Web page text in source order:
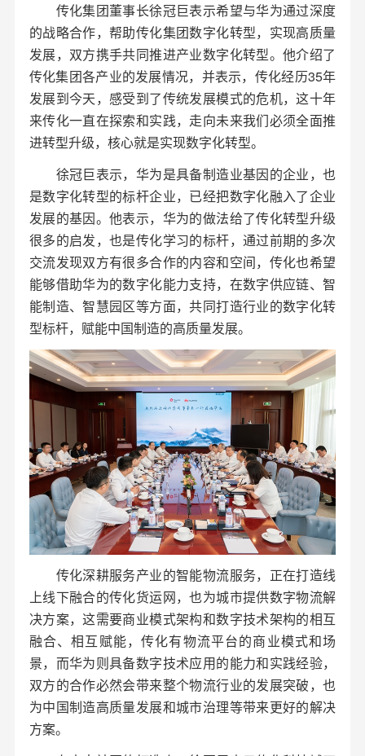
传化集团董事长徐冠巨表示希望与华为通过深度
的战略合作，帮助传化集团数字化转型，实现高质量
发展，双方携手共同推进产业数字化转型。他介绍了
传化集团各产业的发展情况，并表示，传化经历35年
发展到今天，感受到了传统发展模式的危机，这十年
来传化一直在探索和实践，走向未来我们必须全面推
进转型升级，核心就是实现数字化转型。
徐冠巨表示，华为是具备制造业基因的企业，也
是数字化转型的标杆企业，已经把数字化融入了企业
发展的基因。他表示，华为的做法给了传化转型升级
很多的启发，也是传化学习的标杆，通过前期的多次
交流发现双方有很多合作的内容和空间，传化也希望
能够借助华为的数字化能力支持，在数字供应链、智
能制造、智慧园区等方面，共同打造行业的数字化转
型标杆，赋能中国制造的高质量发展。
传化深耕服务产业的智能物流服务，正在打造线
上线下融合的传化货运网，也为城市提供数字物流解
决方案，这需要商业模式架构和数字技术架构的相互
融合、相互赋能，传化有物流平台的商业模式和场
景，而华为则具备数字技术应用的能力和实践经验，
双方的合作必然会带来整个物流行业的发展突破，也
为中国制造高质量发展和城市治理等带来更好的解决
方案。